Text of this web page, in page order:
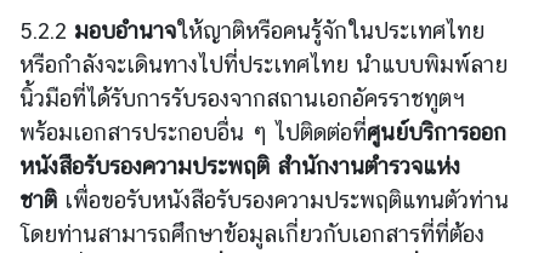
ย
ว
กั
บ
เ
ร
5.2.2 มอบอำนาจให้ญาติหรือคนรู้จักในประเทศไทย
หรือกำลังจะเดินทางไปที่ประเทศไทย นำแบบพิมพ์ลาย
นิ้วมือที่ได้รับการรับรองจากสถานเอกอัครราชทูตฯ
พร้อมเอกสารประกอบอื่น ๆ ไปติดต่อที่ศูนย์บริการออก
หนังสือรับรองความประพฤติ สำนักงานตำรวจแห่ง
ชาติ เพื่อขอรับหนังสือรับรองความประพฤติแทนตัวท่าน
โดยท่านสามารถศึกษาข้อมูลเกี่ยวกับเอกสารที่ที่ต้อง